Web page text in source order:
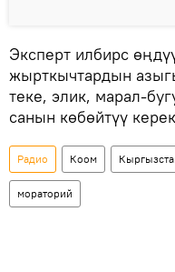
Эксперт илбирс
жырткычтардын
теке, элик, марал-
санын көбөйтүү
Радио Коом
мораторий